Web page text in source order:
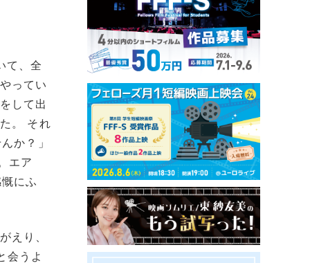
て、全
ってい
して出
。 それ
か？」
エア
にふ
えり、
会うよ